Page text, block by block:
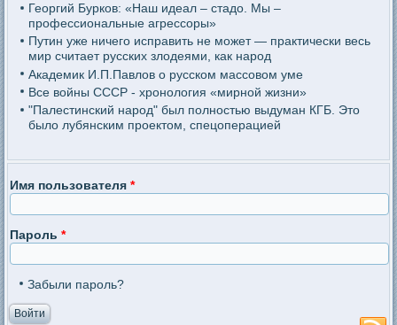
Георгий Бурков: «Наш идеал – стадо. Мы –
профессиональные агрессоры»
Путин уже ничего исправить не может — практически весь
мир считает русских злодеями, как народ
Академик И.П.Павлов о русском массовом уме
Все войны СССР - хронология «мирной жизни»
"Палестинский народ" был полностью выдуман КГБ. Это
было лубянским проектом, спецоперацией
Имя пользователя*
Пароль*
Забыли пароль?